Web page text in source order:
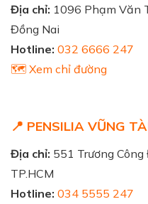
Địa chỉ: 1096 Phạm Văn
Đồng Nai
Hotline: 032 6666 247
🗺️ Xem chỉ đường
📍 PENSILIA VŨNG
Địa chỉ: 551 Trương
TP.HCM
Hotline: 034 5555 247